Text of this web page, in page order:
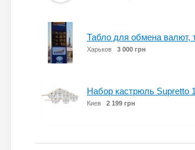
Табло для обмена валют,
Харьков 3 000 грн
Набор кастрюль Supretto
Киев 2 199 грн